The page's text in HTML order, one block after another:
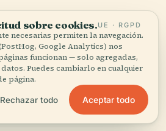
del
mapa y
Ver mapa
sobre cookies.UE · RGPD
necesarias permiten la navegación.
Google Analytics) nos
funcionan — solo agregadas,
Puedes cambiarlo en cualquier
página.
Rechazar todo Aceptar todo